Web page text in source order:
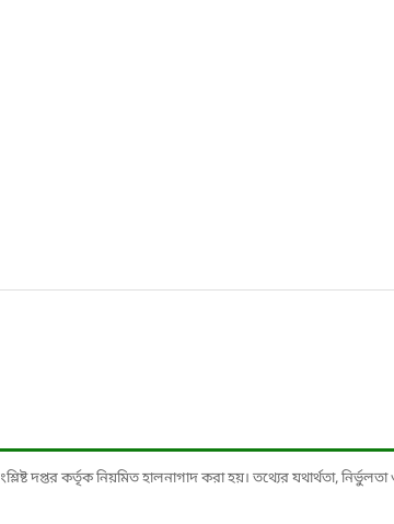
দপ্তর কর্তৃক নিয়মিত হালনাগাদ করা হয়। তথ্যের যথার্থতা, নির্ভুলতা